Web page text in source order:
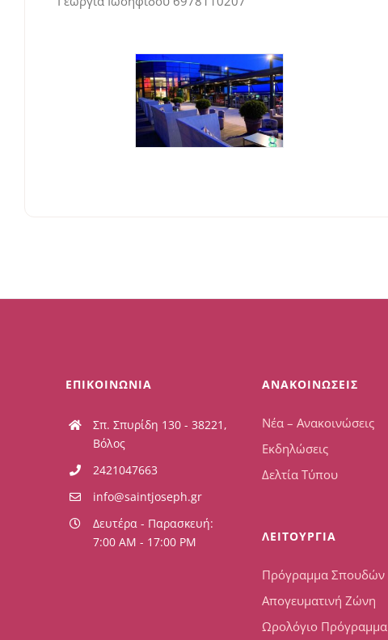
ΕΠΙΚΟΙΝΩΝΙΑ
Σπ. Σπυρίδη 130 - 38221,
Βόλος
2421047663
info@saintjoseph.gr
Δευτέρα - Παρασκευή:
7:00 AM - 17:00 PM
ΑΝΑΚΟΙΝΩΣΕΙΣ
Νέα – Ανακοινώσεις
Εκδηλώσεις
Δελτία Τύπου
ΛΕΙΤΟΥΡΓΙΑ
Πρόγραμμα Σπουδών
Απογευματινή Ζώνη
Ωρολόγιο Πρόγραμμα